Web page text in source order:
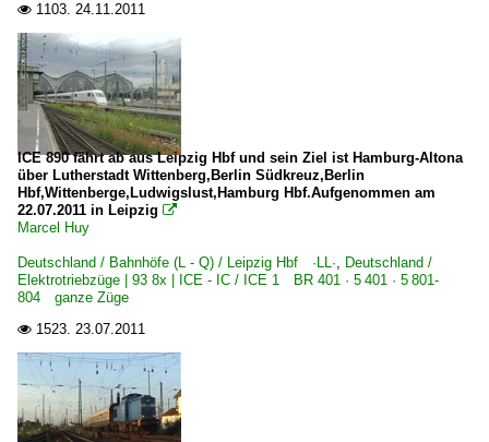
 1103. 24.11.2011
ICE 890 fährt ab aus Leipzig Hbf und sein Ziel ist Hamburg-Altona
über Lutherstadt Wittenberg,Berlin Südkreuz,Berlin
Hbf,Wittenberge,Ludwigslust,Hamburg Hbf.Aufgenommen am
22.07.2011 in Leipzig 
Marcel Huy
Deutschland / Bahnhöfe (L - Q) / Leipzig Hbf ·LL·, Deutschland /
Elektrotriebzüge | 93 8x | ICE - IC / ICE 1 BR 401 · 5 401 · 5 801-
804 ganze Züge
 1523. 23.07.2011